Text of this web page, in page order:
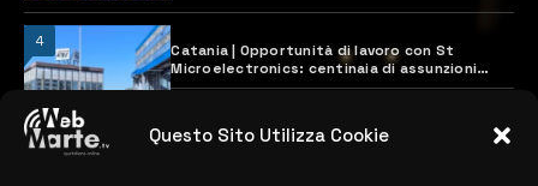
Questo Sito Utilizza Cookie
4
Catania | Opportunità di lavoro con St
Microelectronics: centinaia di assunzioni
previste